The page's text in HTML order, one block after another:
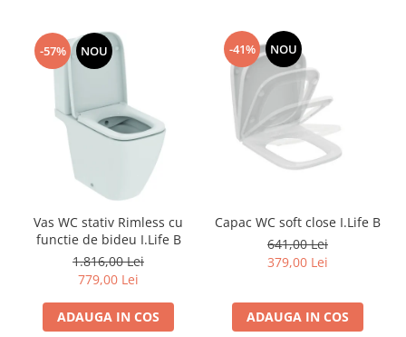
-57% NOU
Vas WC stativ Rimless cu
functie de bideu I.Life B
1.816,00 Lei
779,00 Lei
ADAUGA IN COS
-41% NOU
Capac WC soft close I.Life B
641,00 Lei
379,00 Lei
ADAUGA IN COS